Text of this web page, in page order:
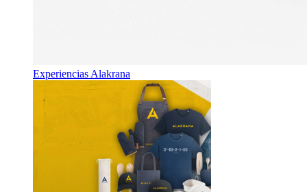
Experiencias Alakrana